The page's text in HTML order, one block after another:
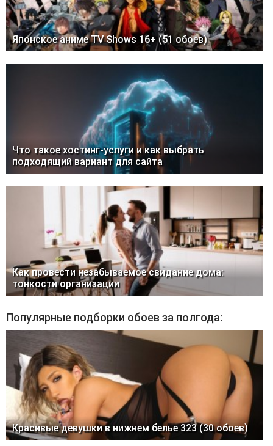
Японское аниме TV Shows 16+ (51 обоев)
Что такое хостинг-услуги и как выбрать
подходящий вариант для сайта
Как провести незабываемое свидание дома:
тонкости организации
Популярные подборки обоев за полгода:
Красивые девушки в нижнем белье 323 (30 обоев)